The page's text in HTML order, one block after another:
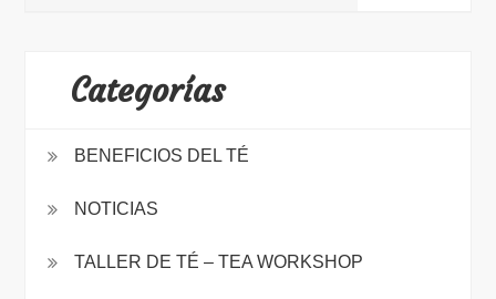
Categorías
BENEFICIOS DEL TÉ
NOTICIAS
TALLER DE TÉ – TEA WORKSHOP